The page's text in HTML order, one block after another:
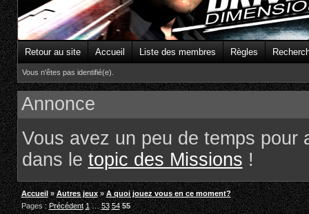
Retour au site Accueil Liste des membres Règles
Vous n'êtes pas identifié(e).
Annonce
Vous avez un peu de temps pour
dans le topic des Missions !
Accueil »Autres jeux »A quoi jouez vous en ce moment?
Pages :Précédent 1 … 53 54 55